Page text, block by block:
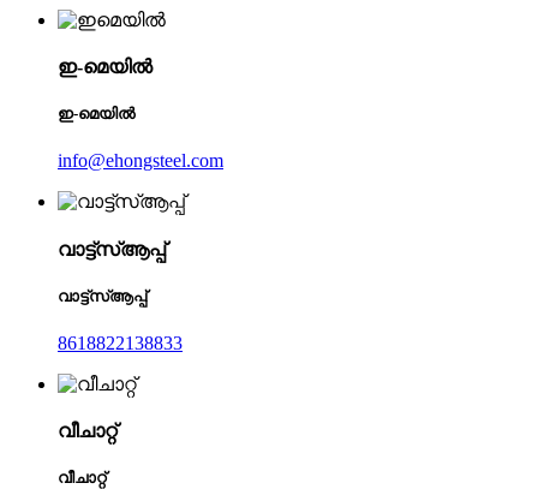
ഇ-മെയിൽ
ഇ-മെയിൽ
info@ehongsteel.com
വാട്ട്‌സ്ആപ്പ്
വാട്ട്‌സ്ആപ്പ്
8618822138833
വീചാറ്റ്
വീചാറ്റ്